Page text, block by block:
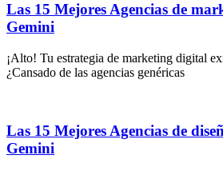
Las 15 Mejores Agencias de
Gemini
¡Alto! Tu estrategia de marketing digital
¿Cansado de las agencias genéricas
Las 15 Mejores Agencias de
Gemini